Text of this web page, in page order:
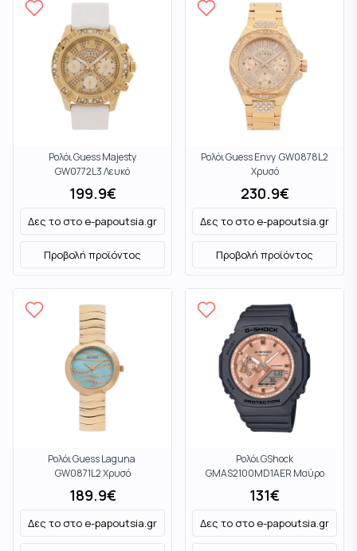
Ρολόι Guess Majesty
GW0772L3 Λευκό
199.9€
Δες το στο e-papoutsia.gr
Προβολή προϊόντος
Ρολόι Guess Envy GW0878L2
Χρυσό
230.9€
Δες το στο e-papoutsia.gr
Προβολή προϊόντος
Ρολόι Guess Laguna
GW0871L2 Χρυσό
189.9€
Δες το στο e-papoutsia.gr
Ρολόι GShock
GMAS2100MD1AER Μαύρο
131€
Δες το στο e-papoutsia.gr